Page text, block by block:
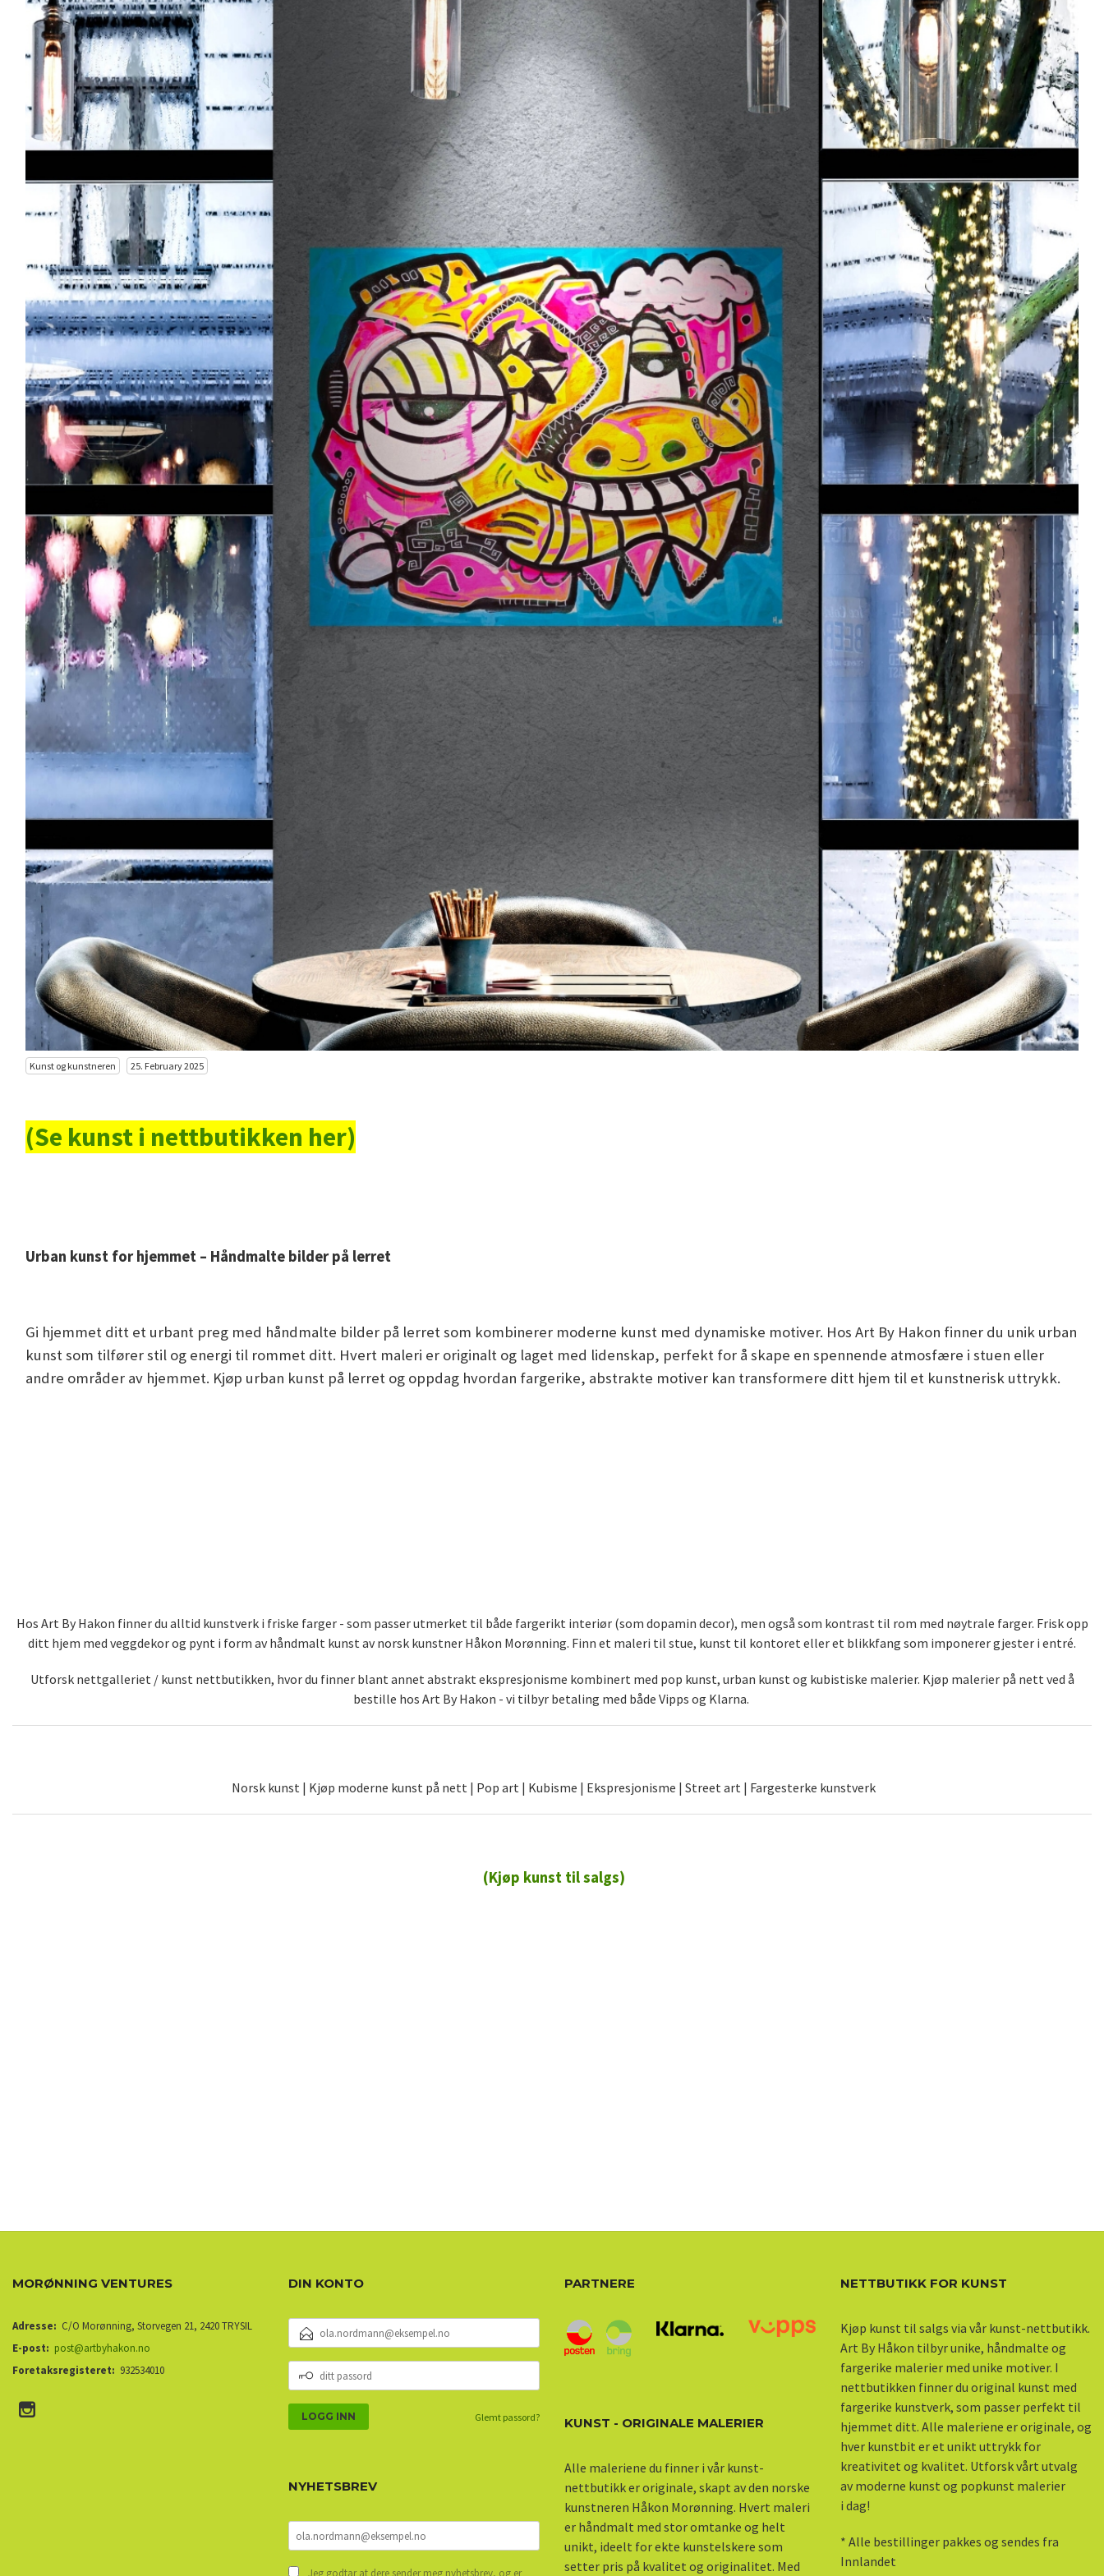
Kunst og kunstneren 25. February 2025
(Se kunst i nettbutikken her)
Urban kunst for hjemmet – Håndmalte bilder på lerret
Gi hjemmet ditt et urbant preg med håndmalte bilder på lerret som kombinerer moderne kunst med dynamiske motiver. Hos Art By Hakon finner du unik urban
kunst som tilfører stil og energi til rommet ditt. Hvert maleri er originalt og laget med lidenskap, perfekt for å skape en spennende atmosfære i stuen eller
andre områder av hjemmet. Kjøp urban kunst på lerret og oppdag hvordan fargerike, abstrakte motiver kan transformere ditt hjem til et kunstnerisk uttrykk.
Hos Art By Hakon finner du alltid kunstverk i friske farger - som passer utmerket til både fargerikt interiør (som dopamin decor), men også som kontrast til rom med nøytrale farger. Frisk opp
ditt hjem med veggdekor og pynt i form av håndmalt kunst av norsk kunstner Håkon Morønning. Finn et maleri til stue, kunst til kontoret eller et blikkfang som imponerer gjester i entré.
Utforsk nettgalleriet / kunst nettbutikken, hvor du finner blant annet abstrakt ekspresjonisme kombinert med pop kunst, urban kunst og kubistiske malerier. Kjøp malerier på nett ved å
bestille hos Art By Hakon - vi tilbyr betaling med både Vipps og Klarna.
Norsk kunst | Kjøp moderne kunst på nett | Pop art | Kubisme | Ekspresjonisme | Street art | Fargesterke kunstverk
(Kjøp kunst til salgs)
MORØNNING VENTURES
Adresse: C/O Morønning, Storvegen 21, 2420 TRYSIL
E-post: post@artbyhakon.no
Foretaksregisteret: 932534010
DIN KONTO
POSTADRESSE
PASSORD
Glemt passord?
NYHETSBREV
PARTNERE
KUNST - ORIGINALE MALERIER
Alle maleriene du finner i vår kunst-
nettbutikk er originale, skapt av den norske
kunstneren Håkon Morønning. Hvert maleri
er håndmalt med stor omtanke og helt
unikt, ideelt for ekte kunstelskere som
setter pris på kvalitet og originalitet. Med
NETTBUTIKK FOR KUNST
Kjøp kunst til salgs via vår kunst-nettbutikk.
Art By Håkon tilbyr unike, håndmalte og
fargerike malerier med unike motiver. I
nettbutikken finner du original kunst med
fargerike kunstverk, som passer perfekt til
hjemmet ditt. Alle maleriene er originale, og
hver kunstbit er et unikt uttrykk for
kreativitet og kvalitet. Utforsk vårt utvalg
av moderne kunst og popkunst malerier
i dag!
* Alle bestillinger pakkes og sendes fra
Innlandet